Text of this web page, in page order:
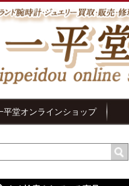
平堂オンラインショップ